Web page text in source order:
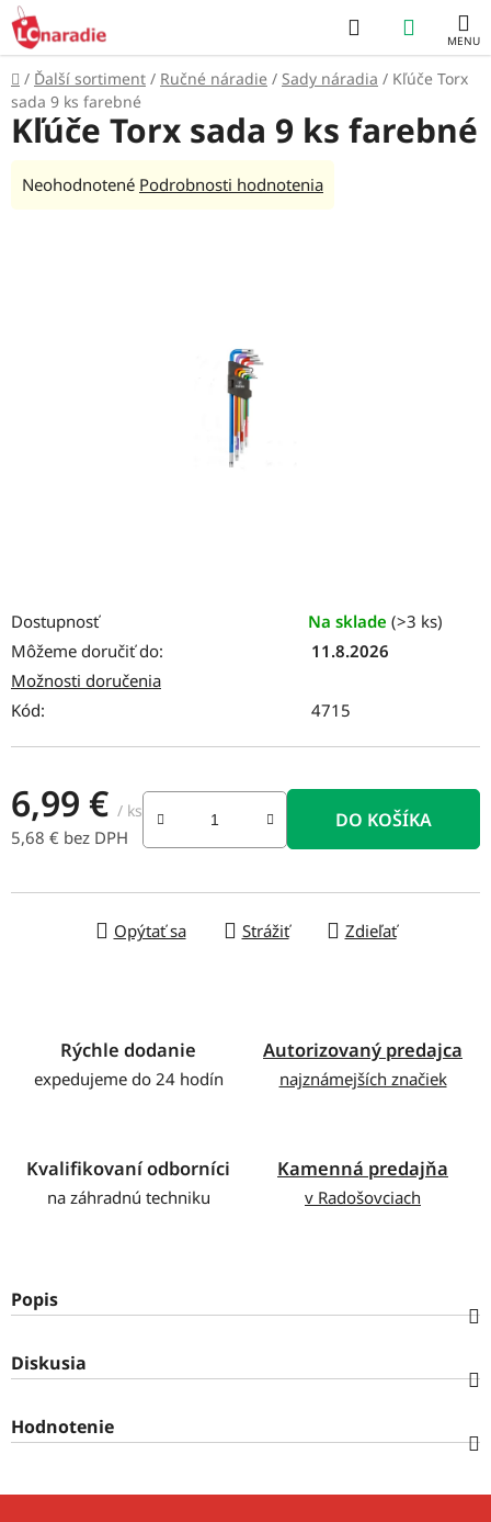
Prejsť
na
obsah
Hľadať
KOŠÍK
Domov
/ Ďalší sortiment / Ručné náradie / Sady náradia / Kľúče Torx
sada 9 ks farebné
Dostupnosť Na sklade (>3 ks)
Môžeme doručiť do:
11.8.2026
Možnosti doručenia
Kód:
4715
6,99 € / ks
5,68 € bez DPH
DO KOŠÍKA
Opýtať sa Strážiť Zdieľať
Kľúče Torx sada 9 ks farebné
Priemerné
Neohodnotené Podrobnosti hodnotenia
Rýchle dodanie
expedujeme do 24 hodín
Autorizovaný predajca
najznámejších značiek
Kvalifikovaní odborníci
na záhradnú techniku
Kamenná predajňa
v Radošovciach
Popis
Diskusia
Hodnotenie